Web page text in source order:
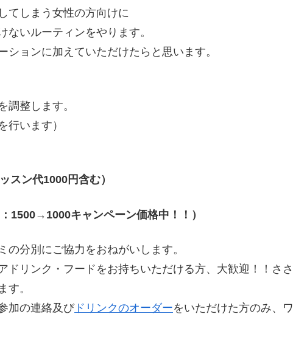
てしまう女性の方向けに
いルーティンをやります。
ョンに加えていただけたらと思います。
調整します。
行います）
ッスン代1000 円含む）
1500→1000キャンペーン価格中！！）
の分別にご協力をおねがいします。
ドリンク・フードをお持ちいただける方、大歓迎！！ささ
す。
加の連絡及びドリンクのオーダーをいただけた方のみ、ワ